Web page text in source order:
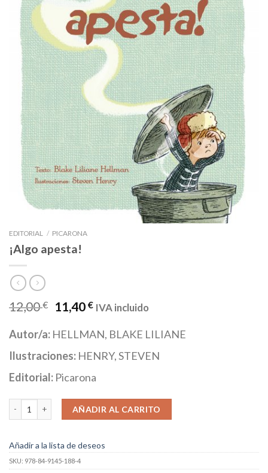
EDITORIAL / PICARONA
¡Algo apesta!
12,00€ 11,40€ IVA incluido
Autor/a: HELLMAN, BLAKE LILIANE
Ilustraciones: HENRY, STEVEN
Editorial: Picarona
¡Algo apesta! cantidad
AÑADIR AL CARRITO
Añadir a la lista de deseos
SKU: 978-84-9145-188-4